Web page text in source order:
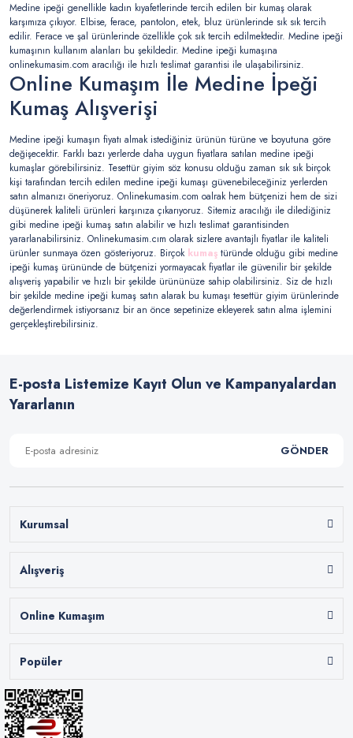
Medine ipeği genellikle kadın kıyafetlerinde tercih edilen bir kumaş olarak
karşımıza çıkıyor. Elbise, ferace, pantolon, etek, bluz ürünlerinde sık sık tercih
edilir. Ferace ve şal ürünlerinde özellikle çok sık tercih edilmektedir. Medine ipeği
kumaşının kullanım alanları bu şekildedir. Medine ipeği kumaşına
onlinekumasim.com aracılığı ile hızlı teslimat garantisi ile ulaşabilirsiniz.
Online Kumaşım İle Medine İpeği
Kumaş Alışverişi
Medine ipeği kumaşın fiyatı almak istediğiniz ürünün türüne ve boyutuna göre
değişecektir. Farklı bazı yerlerde daha uygun fiyatlara satılan medine ipeği
kumaşlar görebilirsiniz. Tesettür giyim söz konusu olduğu zaman sık sık birçok
kişi tarafından tercih edilen medine ipeği kumaşı güvenebileceğiniz yerlerden
satın almanızı öneriyoruz. Onlinekumasim.com oalrak hem bütçenizi hem de sizi
düşünerek kaliteli ürünleri karşınıza çıkarıyoruz. Sitemiz aracılığı ile dilediğiniz
gibi medine ipeği kumaş satın alabilir ve hızlı teslimat garantisinden
yararlanabilirsiniz. Onlinekumasim.cım olarak sizlere avantajlı fiyatlar ile kaliteli
ürünler sunmaya özen gösteriyoruz. Birçok kumaş türünde olduğu gibi medine
ipeği kumaş ürününde de bütçenizi yormayacak fiyatlar ile güvenilir bir şekilde
alışveriş yapabilir ve hızlı bir şekilde ürününüze sahip olabilirsiniz. Siz de hızlı
bir şekilde medine ipeği kumaş satın alarak bu kumaşı tesettür giyim ürünlerinde
değerlendirmek istiyorsanız bir an önce sepetinize ekleyerek satın alma işlemini
gerçekleştirebilirsiniz.
E-posta Listemize Kayıt Olun ve Kampanyalardan
Yararlanın
GÖNDER
Kurumsal
Alışveriş
Online Kumaşım
Popüler